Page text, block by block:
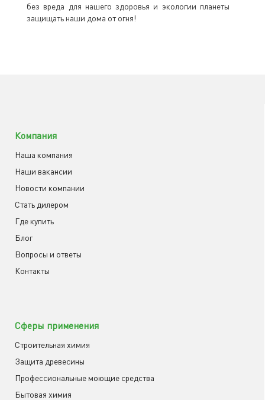
без вреда для нашего здоровья и экологии планеты
защищать наши дома от огня!
Компания
Наша компания
Наши вакансии
Новости компании
Cтать дилером
Где купить
Блог
Вопросы и ответы
Контакты
Сферы применения
Строительная химия
Защита древесины
Профессиональные моющие средства
Бытовая химия